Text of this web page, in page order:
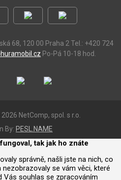
68, 120 00 Praha 2 Tel.: +420 724
Po-Pá 10-18 hod.
NetComp, spol. s r.o.
By: PESL.NAME
tak jak ho znáte
správně, našli jste na nich, co
se vám věci, které
Vás souhlas se zpracováním